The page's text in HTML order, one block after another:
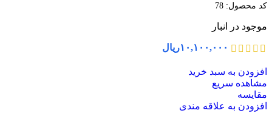
کد محصول: 78
موجود در انبار
۱۰,۱۰۰,۰۰۰ریال
افزودن به سبد خرید
مشاهده سریع
مقایسه
افزودن به علاقه مندی